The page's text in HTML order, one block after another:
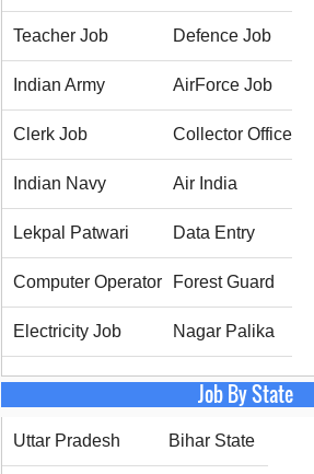
Teacher Job Defence Job
Indian Army AirForce Job
Clerk Job Collector Office
Indian Navy Air India
Lekpal Patwari Data Entry
Computer Operator Forest Guard
Electricity Job Nagar Palika
Job By State
Uttar Pradesh Bihar State